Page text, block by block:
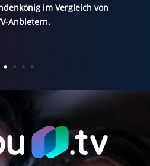
im Vergleich von
Anbietern.